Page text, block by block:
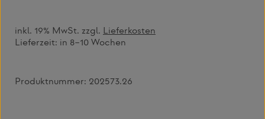
inkl. 19% MwSt. zzgl. Lieferkosten
Lieferzeit: in 8–10 Wochen
Produktnummer: 202573.26